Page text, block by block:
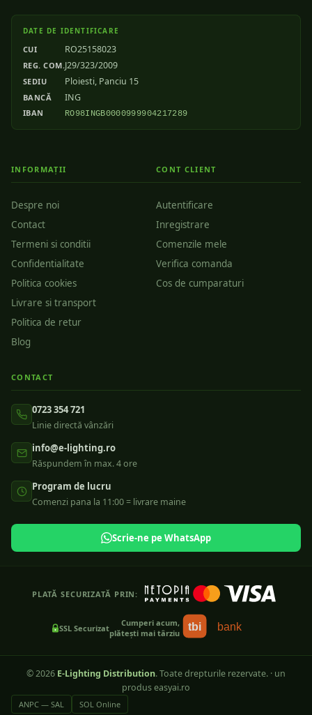
DATE DE IDENTIFICARE
CUI RO25158023
REG. COM.J29/323/2009
SEDIU Ploiesti, Panciu 15
BANCĂ ING
IBAN RO98INGB0000999904217289
INFORMAȚII
Despre noi
Contact
Termeni si conditii
Confidentialitate
Politica cookies
Livrare si transport
Politica de retur
Blog
CONT CLIENT
Autentificare
Inregistrare
Comenzile mele
Verifica comanda
Cos de cumparaturi
CONTACT
0723 354 721
Linie directă vânzări
info@e-lighting.ro
Răspundem în max. 4 ore
Program de lucru
Comenzi pana la 11:00 = livrare maine
Scrie-ne pe WhatsApp
PLATĂ SECURIZATĂ PRIN:
SSL Securizat
Cumperi acum,
plătești mai târziu
tbi bank
©2026 E-Lighting Distribution. Toate drepturile rezervate. · un
produs easyai.ro
ANPC — SAL SOL Online